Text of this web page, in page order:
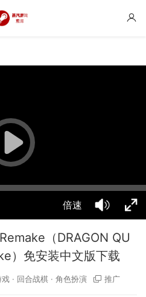
倍速
（DRAGON QU
）免安装中文版下载
戏 · 回合战棋 · 角色扮演 推广